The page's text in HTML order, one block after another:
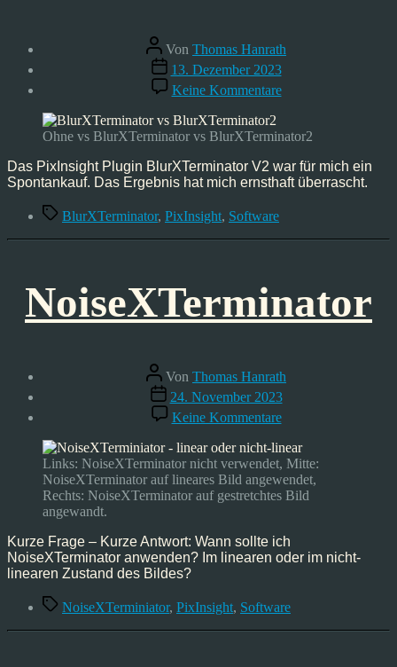
Beitragsautor
Von Thomas Hanrath
Veröffentlichungsdatum
13. Dezember 2023
Keine Kommentarezu
BlurXTerminator
Ohne vs BlurXTerminator vs BlurXTerminator2
Das PixInsight Plugin BlurXTerminator V2 war für mich ein
Spontankauf. Das Ergebnis hat mich ernsthaft überrascht.
Schlagwörter
BlurXTerminator, PixInsight, Software
NoiseXTerminator
Beitragsautor
Von Thomas Hanrath
Veröffentlichungsdatum
24. November 2023
Keine Kommentarezu
NoiseXTerminator
Links: NoiseXTerminator nicht verwendet, Mitte:
NoiseXTerminator auf lineares Bild angewendet,
Rechts: NoiseXTerminator auf gestretchtes Bild
angewandt.
Kurze Frage – Kurze Antwort: Wann sollte ich
NoiseXTerminator anwenden? Im linearen oder im nicht-
linearen Zustand des Bildes?
Schlagwörter
NoiseXTerminiator, PixInsight, Software